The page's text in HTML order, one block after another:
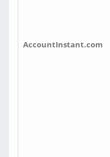
AccountInstant.com